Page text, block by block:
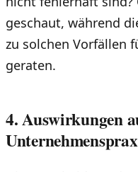
geschaut, während
zu solchen Vorfällen
geraten.
4. Auswirkungen